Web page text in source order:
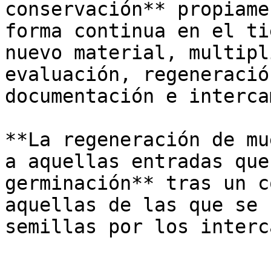
conservación**
forma continua en el
nuevo material,
evaluación,
documentación e
**La regeneración de
a aquellas entradas
germinación** tras un
aquellas de las que se
semillas por los